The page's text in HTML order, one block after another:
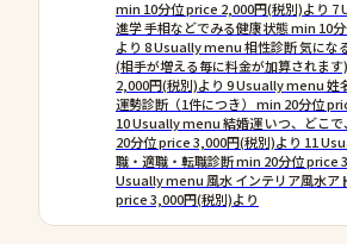
min 10分位 price 2,000円(税別)より 7
進学 手相などでみる健康状態 min 10
より 8 Usually menu 相性診断 気にな
(相手が増える毎に料金が加算されま
2,000円(税別)より 9 Usually menu 姓
運勢診断（1件につき） min 20分位
10 Usually menu 結婚運 いつ、どこ
20分位 price 3,000円(税別)より 11
職・適職・転職診断 min 20分位 price
Usually menu 風水 インテリア風水ア
price 3,000円(税別)より